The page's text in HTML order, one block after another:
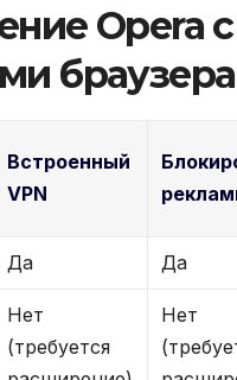
Opera с
Встроенный
VPN
Да Да
Нет
(требуется
Нет